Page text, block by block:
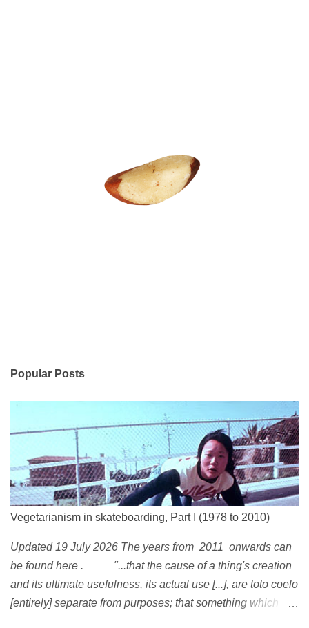
Popular Posts
Vegetarianism in skateboarding, Part I (1978 to 2010)
Updated 19 July 2026 The years from 2011 onwards can
be found here . "...that the cause of a thing's creation
and its ultimate usefulness, its actual use [...], are toto coelo
[entirely] separate from purposes; that something which